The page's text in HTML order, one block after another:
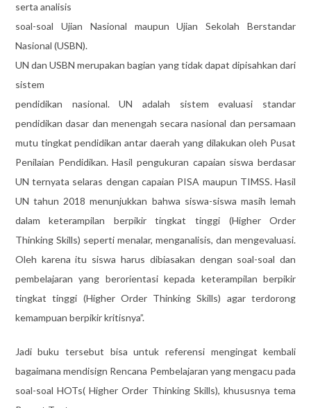
serta analisis
soal-soal Ujian Nasional maupun Ujian Sekolah Berstandar
Nasional (USBN).
UN dan USBN merupakan bagian yang tidak dapat dipisahkan dari
sistem
pendidikan nasional. UN adalah sistem evaluasi standar
pendidikan dasar dan menengah secara nasional dan persamaan
mutu tingkat pendidikan antar daerah yang dilakukan oleh Pusat
Penilaian Pendidikan. Hasil pengukuran capaian siswa berdasar
UN ternyata selaras dengan capaian PISA maupun TIMSS. Hasil
UN tahun 2018 menunjukkan bahwa siswa-siswa masih lemah
dalam keterampilan berpikir tingkat tinggi (Higher Order
Thinking Skills) seperti menalar, menganalisis, dan mengevaluasi.
Oleh karena itu siswa harus dibiasakan dengan soal-soal dan
pembelajaran yang berorientasi kepada keterampilan berpikir
tingkat tinggi (Higher Order Thinking Skills) agar terdorong
kemampuan berpikir kritisnya”.
Jadi buku tersebut bisa untuk referensi mengingat kembali
bagaimana mendisign Rencana Pembelajaran yang mengacu pada
soal-soal HOTs( Higher Order Thinking Skills), khususnya tema